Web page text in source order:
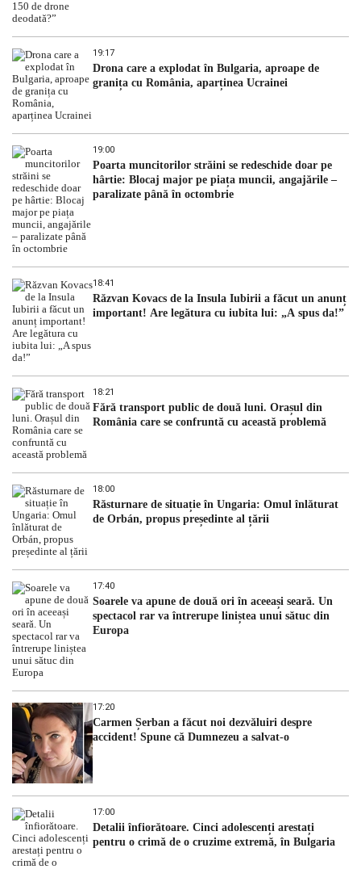
19:17
Drona care a explodat în Bulgaria, aproape de
granița cu România, aparținea Ucrainei
19:00
Poarta muncitorilor străini se redeschide doar pe
hârtie: Blocaj major pe piața muncii, angajările –
paralizate până în octombrie
18:41
Răzvan Kovacs de la Insula Iubirii a făcut un anunț
important! Are legătura cu iubita lui: „A spus da!”
18:21
Fără transport public de două luni. Orașul din
România care se confruntă cu această problemă
18:00
Răsturnare de situație în Ungaria: Omul înlăturat
de Orbán, propus președinte al țării
17:40
Soarele va apune de două ori în aceeași seară. Un
spectacol rar va întrerupe liniștea unui sătuc din
Europa
17:20
Carmen Șerban a făcut noi dezvăluiri despre
accident! Spune că Dumnezeu a salvat-o
17:00
Detalii înfiorătoare. Cinci adolescenți arestați
pentru o crimă de o cruzime extremă, în Bulgaria